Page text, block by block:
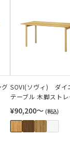
SOVI(ソヴィ) ダイ
テーブル 木脚スト
¥90,200〜 (税込)